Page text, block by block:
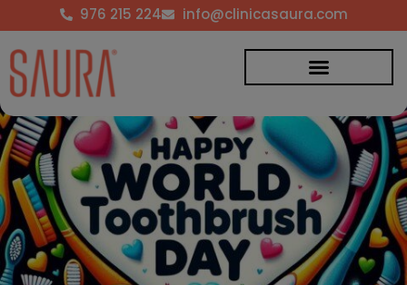
976 215 224 info@clinicasaura.com